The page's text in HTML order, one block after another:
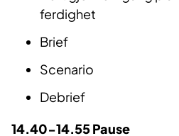
ferdighet
Brief
Scenario
Debrief
14.40-14.55 Pause